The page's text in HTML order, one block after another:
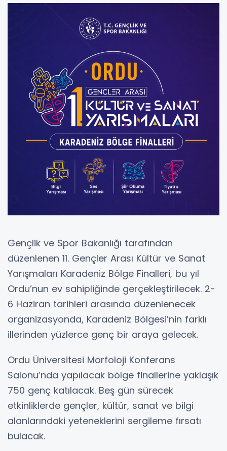
Gençlik ve Spor Bakanlığı tarafından
düzenlenen 11. Gençler Arası Kültür ve Sanat
Yarışmaları Karadeniz Bölge Finalleri, bu yıl
Ordu’nun ev sahipliğinde gerçekleştirilecek. 2-
6 Haziran tarihleri arasında düzenlenecek
organizasyonda, Karadeniz Bölgesi’nin farklı
illerinden yüzlerce genç bir araya gelecek.
Ordu Üniversitesi Morfoloji Konferans
Salonu’nda yapılacak bölge finallerine yaklaşık
750 genç katılacak. Beş gün sürecek
etkinliklerde gençler, kültür, sanat ve bilgi
alanlarındaki yeteneklerini sergileme fırsatı
bulacak.